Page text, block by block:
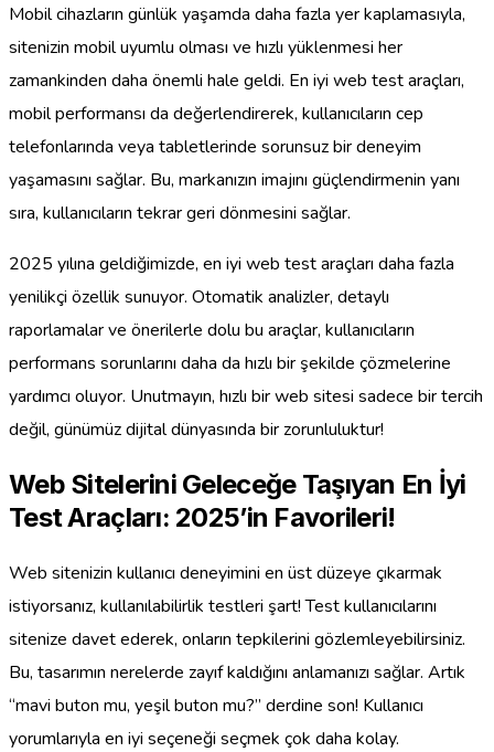
Mobil cihazların günlük yaşamda daha fazla yer kaplamasıyla,
sitenizin mobil uyumlu olması ve hızlı yüklenmesi her
zamankinden daha önemli hale geldi. En iyi web test araçları,
mobil performansı da değerlendirerek, kullanıcıların cep
telefonlarında veya tabletlerinde sorunsuz bir deneyim
yaşamasını sağlar. Bu, markanızın imajını güçlendirmenin yanı
sıra, kullanıcıların tekrar geri dönmesini sağlar.
2025 yılına geldiğimizde, en iyi web test araçları daha fazla
yenilikçi özellik sunuyor. Otomatik analizler, detaylı
raporlamalar ve önerilerle dolu bu araçlar, kullanıcıların
performans sorunlarını daha da hızlı bir şekilde çözmelerine
yardımcı oluyor. Unutmayın, hızlı bir web sitesi sadece bir tercih
değil, günümüz dijital dünyasında bir zorunluluktur!
Web Sitelerini Geleceğe Taşıyan En İyi
Test Araçları: 2025’in Favorileri!
Web sitenizin kullanıcı deneyimini en üst düzeye çıkarmak
istiyorsanız, kullanılabilirlik testleri şart! Test kullanıcılarını
sitenize davet ederek, onların tepkilerini gözlemleyebilirsiniz.
Bu, tasarımın nerelerde zayıf kaldığını anlamanızı sağlar. Artık
“mavi buton mu, yeşil buton mu?” derdine son! Kullanıcı
yorumlarıyla en iyi seçeneği seçmek çok daha kolay.